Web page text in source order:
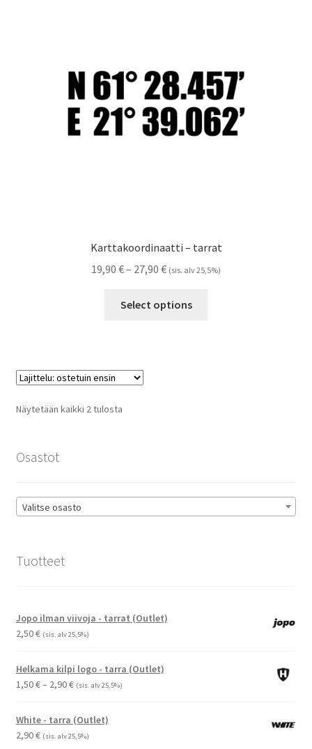
sivulla.
Karttakoordinaatti – tarrat
19,90 €– 27,90 €Hintaluokka:
-
(sis. alv 25,5%)
Select options
Näytetään kaikki 2 tulostaSuosituimmat
Osastot
Valitse osasto
Tuotteet
Jopo ilman viivoja - tarrat (Outlet)
2,50€ (sis. alv 25,5%)
Helkama kilpi logo - tarra (Outlet)
1,50€– 2,90€Hintaluokka:
-
2,90 €
(sis. alv 25,5%)
White - tarra (Outlet)
2,90€ (sis. alv 25,5%)